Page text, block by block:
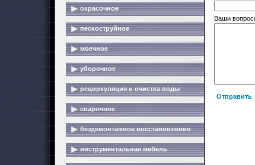
окрасочное
пескоструйное
моечное
уборочное
рециркуляция и очистка воды
сварочное
бездемонтажное восстановление
инструментальная мебель
Ваши
Отправить